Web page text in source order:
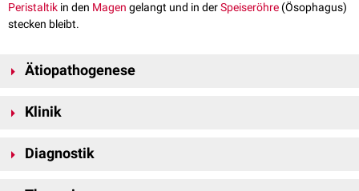
Peristaltik in den Magen gelangt und in derSpeiseröhre (Ösophagus)
stecken bleibt.
Ätiopathogenese
Pfirsichkerne. Kinder verschlucken besonders häufig Münzen,
bleiben die Gegenstände im Bereich der ersten Ösophagusenge stecken.
Klinik
Stechen hinter dem
beobachtet. Häufig wird eine Streckhaltung im Bereich der
Diagnostik